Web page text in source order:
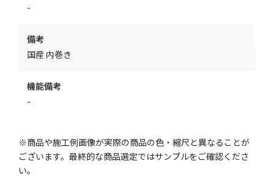
-
備考
国産 内巻き
機能備考
-
※商品や施工例画像が実際の商品の色・縮尺と異なることが
ございます。最終的な商品選定ではサンプルをご確認くださ
い。